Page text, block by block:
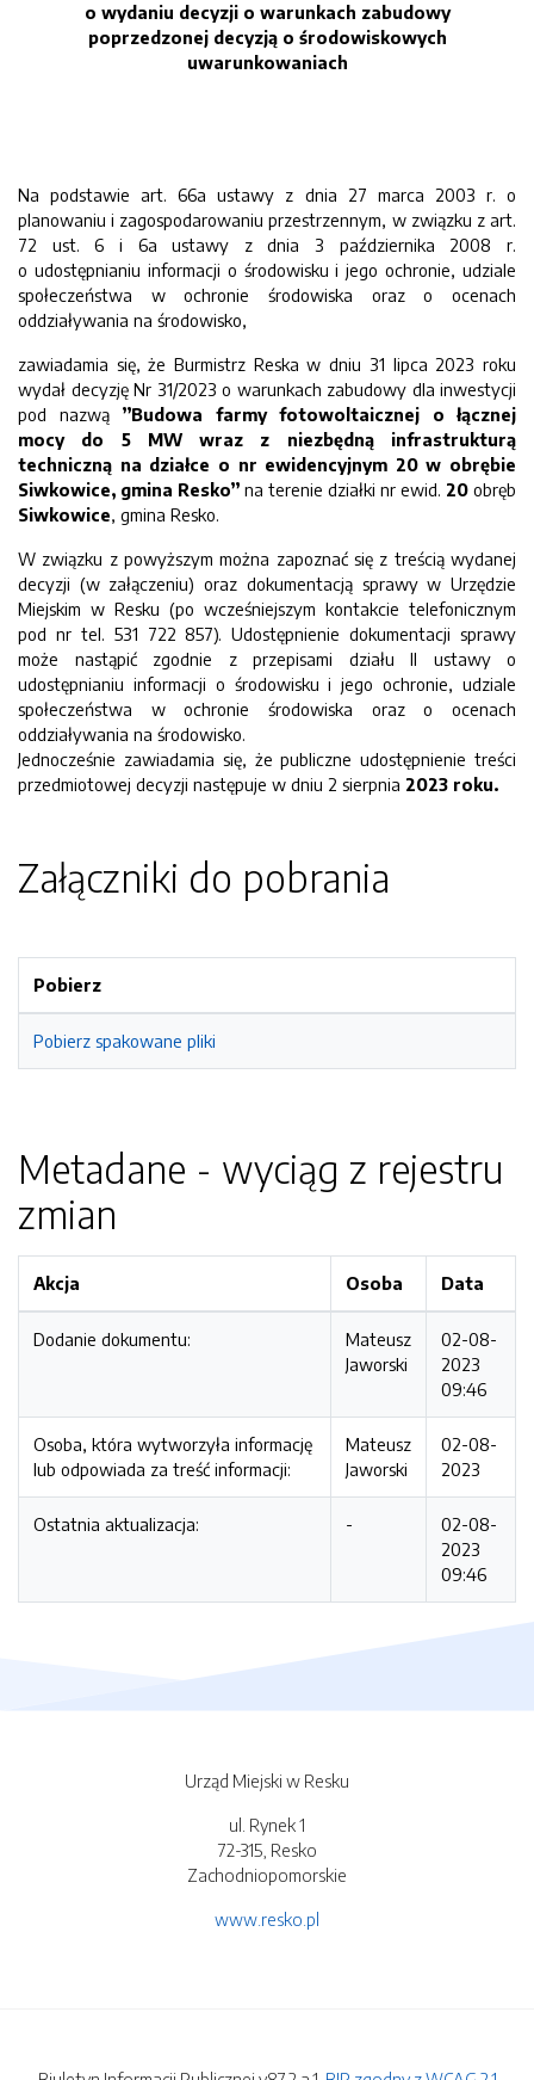
o wydaniu decyzji o warunkach zabudowy
poprzedzonej decyzją o środowiskowych
uwarunkowaniach
Na podstawie art. 66a ustawy z dnia 27 marca 2003 r. o
planowaniu i zagospodarowaniu przestrzennym, w związku z art.
72 ust. 6 i 6a ustawy z dnia 3 października 2008 r.
o udostępnianiu informacji o środowisku i jego ochronie, udziale
społeczeństwa w ochronie środowiska oraz o ocenach
oddziaływania na środowisko,
zawiadamia się, że Burmistrz Reska w dniu 31 lipca 2023 roku
wydał decyzję Nr 31/2023 o warunkach zabudowy dla inwestycji
pod nazwą ”Budowa farmy fotowoltaicznej o łącznej
mocy do 5 MW wraz z niezbędną infrastrukturą
techniczną na działce o nr ewidencyjnym 20 w obrębie
Siwkowice, gmina Resko” na terenie działki nr ewid. 20 obręb
Siwkowice, gmina Resko.
W związku z powyższym można zapoznać się z treścią wydanej
decyzji (w załączeniu) oraz dokumentacją sprawy w Urzędzie
Miejskim w Resku (po wcześniejszym kontakcie telefonicznym
pod nr tel. 531 722 857). Udostępnienie dokumentacji sprawy
może nastąpić zgodnie z przepisami działu II ustawy o
udostępnianiu informacji o środowisku i jego ochronie, udziale
społeczeństwa w ochronie środowiska oraz o ocenach
oddziaływania na środowisko.
Jednocześnie zawiadamia się, że publiczne udostępnienie treści
przedmiotowej decyzji następuje w dniu 2 sierpnia 2023 roku.
Załączniki do pobrania
Pobierz
Pobierz spakowane pliki
Metadane - wyciąg z rejestru
zmian
Akcja Osoba Data
Dodanie dokumentu:
Mateusz
Jaworski
02-08-
2023
09:46
Osoba, która wytworzyła informację
lub odpowiada za treść informacji:
Mateusz
Jaworski
02-08-
2023
Ostatnia aktualizacja: -
02-08-
2023
09:46
Urząd Miejski w Resku
ul. Rynek 1
72-315, Resko
Zachodniopomorskie
www.resko.pl